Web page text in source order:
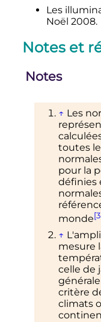
Les
Noël 2008.
Notes et
Notes
↑ Les
toutes
pour la
définies
monde
↑
mesure
celle de
critère
climats